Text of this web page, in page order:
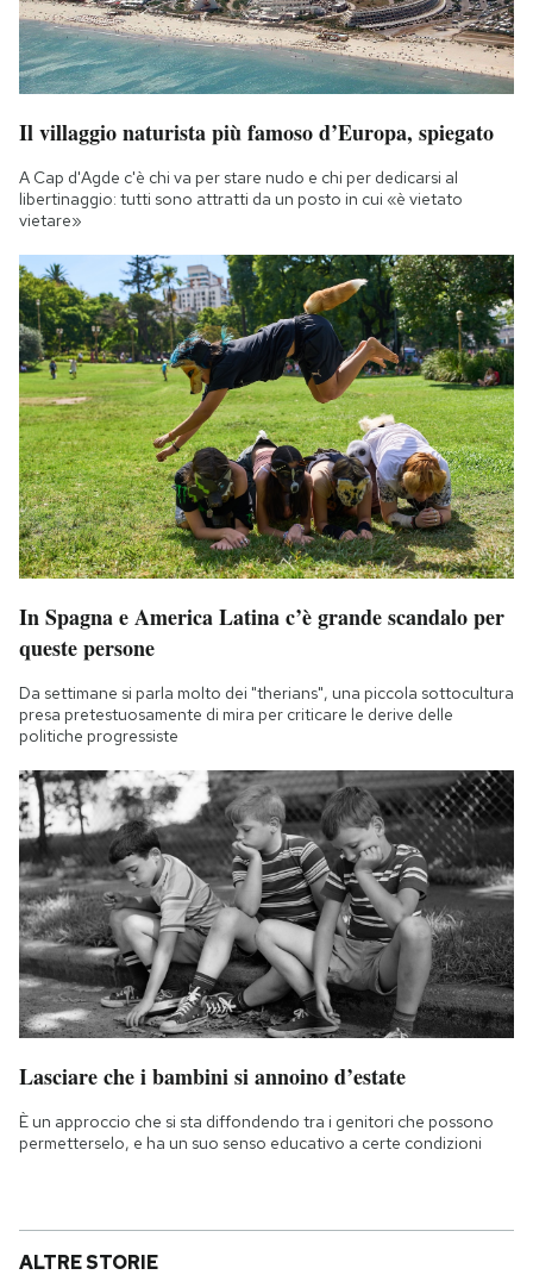
Il villaggio naturista più famoso d’Europa, spiegato
A Cap d'Agde c'è chi va per stare nudo e chi per dedicarsi al
libertinaggio: tutti sono attratti da un posto in cui «è vietato
vietare»
In Spagna e America Latina c’è grande scandalo per
queste persone
Da settimane si parla molto dei "therians", una piccola sottocultura
presa pretestuosamente di mira per criticare le derive delle
politiche progressiste
Lasciare che i bambini si annoino d’estate
È un approccio che si sta diffondendo tra i genitori che possono
permetterselo, e ha un suo senso educativo a certe condizioni
ALTRE STORIE